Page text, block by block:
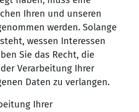
Ihren und unseren
werden. Solange
wessen Interessen
Sie das Recht, die
Verarbeitung Ihrer
Daten zu verlangen.
Ihrer